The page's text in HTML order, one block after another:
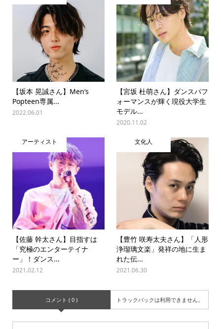
【坂本 晃誠さん】Men’s
Popteen専属...
2022.06.01
【宮坂 杜萌さん】ダンスパフ
ォーマンスが輝く現役大学生
モデル...
2020.11.02
アーティスト
【佐藤 幹太さん】目指すは
「究極のエンターテイナ
ー」！ダンス...
2021.02.12
文化人
【豊竹 咲寿太夫さん】「人形
浄瑠璃文楽」発祥の地に生ま
れた伝...
2021.06.30
コメント ( 0 ) トラックバックは利用できません。